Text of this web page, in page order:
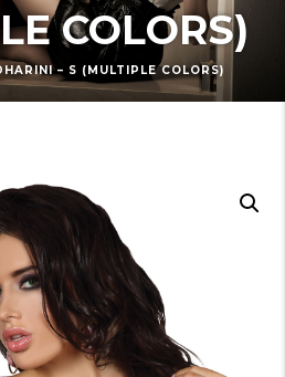
COLORS)
– S (MULTIPLE COLORS)